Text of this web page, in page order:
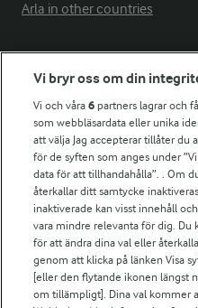
Arla in other countries
Fler Arlasajter
För ägare
Arlas kundportal
Arla.com
Falbygdens Ost
Arla webbshop
Bildbank
Vi bryr oss om din
Vi och våra6 partners lagrar och
som webbläsardata eller unika
att välja Jag accepterar tillåter du
för de syften som anges under
data för att tillhandahålla”. . Om
återkallar ditt samtycke
inaktiverade kan visst innehåll
vara mindre relevanta för dig.
för att ändra dina val eller
genom att klicka på länken Visa
[eller den flytande ikonen längst
om tillämpligt]. Dina val kommer